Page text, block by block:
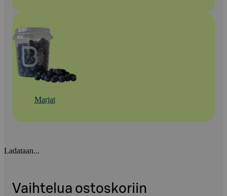
Marjat
Ladataan...
Vaihtelua ostoskoriin